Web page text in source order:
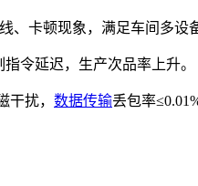
、卡顿现象，满足车间多设
令延迟，生产次品率上升。
扰， 数据传输丢包率